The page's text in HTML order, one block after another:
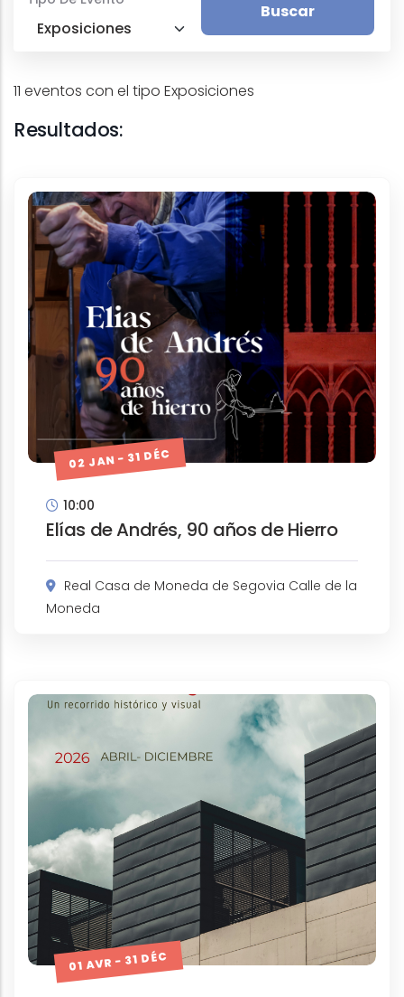
11 eventos con el tipo Exposiciones
Resultados:
02 JAN - 31 DÉC
10:00
Elías de Andrés, 90 años de Hierro
Real Casa de Moneda de Segovia Calle de la
Moneda
01 AVR - 31 DÉC